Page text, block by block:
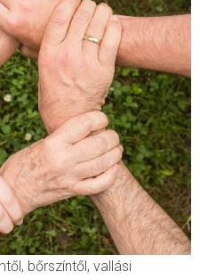
bőrszíntől, vallási